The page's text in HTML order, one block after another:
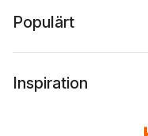
Populärt
Inspiration